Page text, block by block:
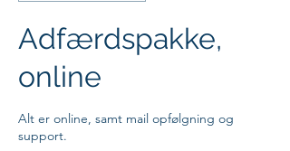
Adfærdspakke,
online
Alt er online, samt mail opfølgning og
support.